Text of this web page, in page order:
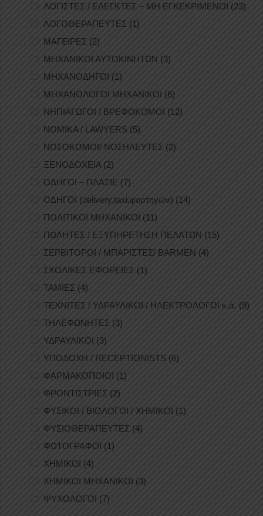
ΛΟΓΙΣΤΕΣ / ΕΛΕΓΚΤΕΣ – ΜΗ ΕΓΚΕΚΡΙΜΕΝΟΙ (23)
ΛΟΓΟΘΕΡΑΠΕΥΤΕΣ (1)
ΜΑΓΕΙΡΕΣ (2)
ΜΗΧΑΝΙΚΟΙ ΑΥΤΟΚΙΝΗΤΩΝ (3)
ΜΗΧΑΝΟΔΗΓΟΙ (1)
ΜΗΧΑΝΟΛΟΓΟΙ ΜΗΧΑΝΙΚΟΙ (6)
ΝΗΠΙΑΓΩΓΟΙ / ΒΡΕΦΟΚΟΜΟΙ (12)
ΝΟΜΙΚΑ / LAWYERS (5)
ΝΟΣΟΚΟΜΟΙ/ ΝΟΣΗΛΕΥΤΕΣ (2)
ΞΕΝΟΔΟΧΕΙΑ(2)
ΟΔΗΓΟΙ – ΠΛΑΣΙΕ (7)
ΟΔΗΓΟΙ (delivery,taxi,φορτηγών) (14)
ΠΟΛΙΤΙΚΟΙ ΜΗΧΑΝΙΚΟΙ (11)
ΠΩΛΗΤΕΣ / ΕΞΥΠΗΡΕΤΗΣΗ ΠΕΛΑΤΩΝ (15)
ΣΕΡΒΙΤΟΡΟΙ / ΜΠΑΡΙΣΤΕΣ/ BARMEN (4)
ΣΧΟΛΙΚΕΣ ΕΦΟΡΕΙΕΣ (1)
ΤΑΜΙΕΣ (4)
ΤΕΧΝΙΤΕΣ / ΥΔΡΑΥΛΙΚΟΙ / ΗΛΕΚΤΡΟΛΟΓΟΙ κ.ά. (9)
ΤΗΛΕΦΩΝΗΤΕΣ (3)
ΥΔΡΑΥΛΙΚΟΙ (3)
ΥΠΟΔΟΧΗ / RECEPTIONISTS (6)
ΦΑΡΜΑΚΟΠΟΙΟΙ (1)
ΦΡΟΝΤΙΣΤΡΙΕΣ (2)
ΦΥΣΙΚΟΙ / ΒΙΟΛΟΓΟΙ / ΧΗΜΙΚΟΙ (1)
ΦΥΣΙΟΘΕΡΑΠΕΥΤΕΣ (4)
ΦΩΤΟΓΡΑΦΟΙ (1)
ΧΗΜΙΚΟΙ (4)
ΧΗΜΙΚΟΙ ΜΗΧΑΝΙΚΟΙ (3)
ΨΥΧΟΛΟΓΟΙ (7)